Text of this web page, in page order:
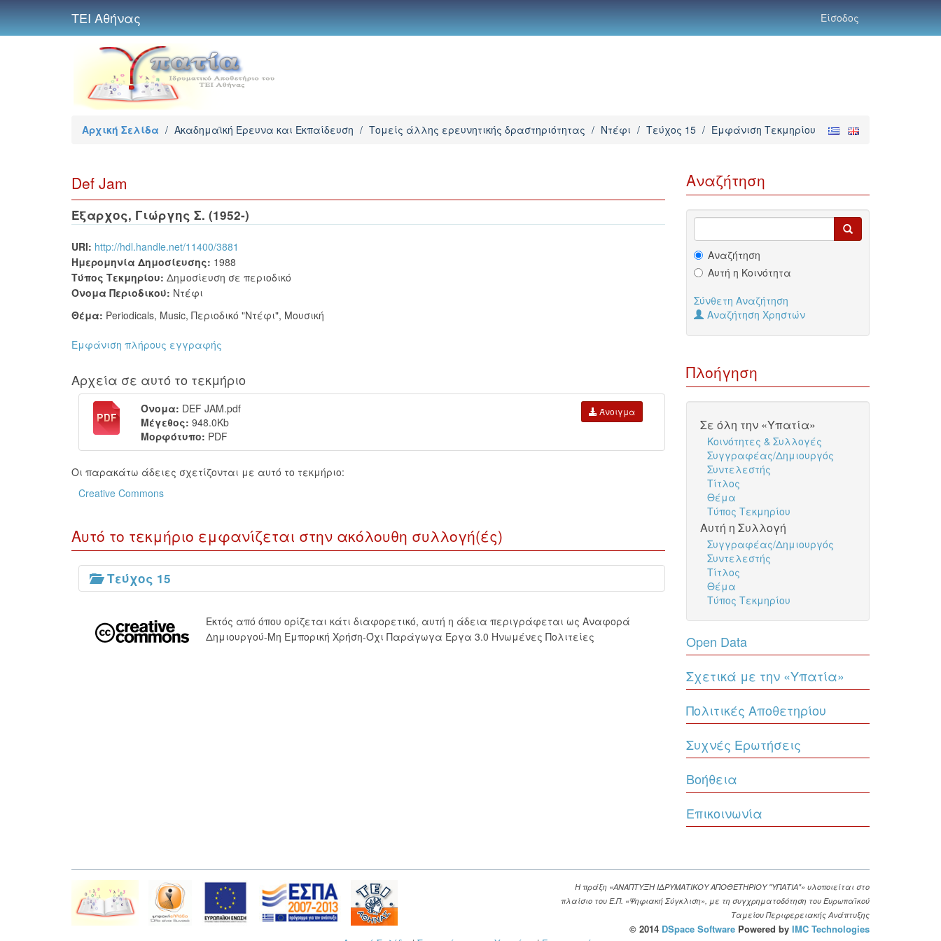
ΤΕΙ Αθήνας Είσοδος
Αρχική Σελίδα / Ακαδημαϊκή Έρευνα και Εκπαίδευση / Τομείς άλλης ερευνητικής δραστηριότητας / Ντέφι / Τεύχος 15 / Εμφάνιση Τεκμηρίου
Def Jam
Έξαρχος, Γιώργης Σ. (1952-)
URI: http://hdl.handle.net/11400/3881
Ημερομηνία Δημοσίευσης: 1988
Τύπος Τεκμηρίου: Δημοσίευση σε περιοδικό
Όνομα Περιοδικού: Ντέφι
Θέμα: Periodicals, Music, Περιοδικό "Ντέφι", Μουσική
Εμφάνιση πλήρους εγγραφής
Αρχεία σε αυτό το τεκμήριο
Όνομα: DEF JAM.pdf
Μέγεθος: 948.0Kb
Μορφότυπο: PDF
Άνοιγμα
Οι παρακάτω άδειες σχετίζονται με αυτό το τεκμήριο:
Creative Commons
Αυτό το τεκμήριο εμφανίζεται στην ακόλουθη συλλογή(ές)
Τεύχος 15
Εκτός από όπου ορίζεται κάτι διαφορετικό, αυτή η άδεια περιγράφεται ως Αναφορά
Δημιουργού-Μη Εμπορική Χρήση-Όχι Παράγωγα Έργα 3.0 Ηνωμένες Πολιτείες
Αναζήτηση
Αναζήτηση
Αυτή η Κοινότητα
Σύνθετη Αναζήτηση
Αναζήτηση Χρηστών
Πλοήγηση
Σε όλη την «Υπατία»
Κοινότητες & Συλλογές
Συγγραφέας/Δημιουργός
Συντελεστής
Τίτλος
Θέμα
Τύπος Τεκμηρίου
Αυτή η Συλλογή
Συγγραφέας/Δημιουργός
Συντελεστής
Τίτλος
Θέμα
Τύπος Τεκμηρίου
Open Data
Σχετικά με την «Υπατία»
Πολιτικές Αποθετηρίου
Συχνές Ερωτήσεις
Βοήθεια
Επικοινωνία
Η πράξη «ΑΝΑΠΤΥΞΗ ΙΔΡΥΜΑΤΙΚΟΥ ΑΠΟΘΕΤΗΡΙΟΥ "ΥΠΑΤΙΑ"» υλοποιείται στο
πλαίσιο του Ε.Π. «Ψηφιακή Σύγκλιση», με τη συγχρηματοδότηση του Ευρωπαϊκού
Ταμείου Περιφερειακής Ανάπτυξης
© 2014 DSpace Software Powered by IMC Technologies